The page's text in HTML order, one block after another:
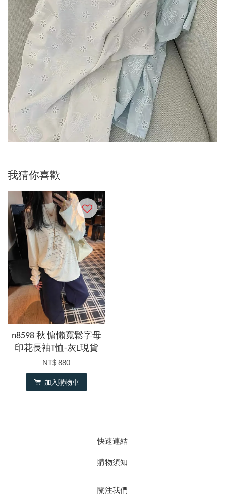
我猜你喜歡
n8598 秋 慵懶寬鬆字母
印花長袖T恤-灰L現貨
NT$ 880
加入購物車
快速連結
購物須知
關注我們